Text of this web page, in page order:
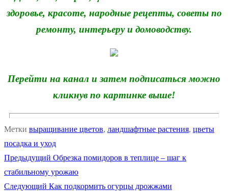
здоровье, красоте, народные рецепты, советы по
ремонту, интерьеру и домоводству.
Перейти на канал и затем подписаться можно
кликнув по картинке выше!
Метки выращивание цветов, ландшафтные растения, цветы
посадка и уход
Навигация
по
Предыдущий Предыдущая
запись:
Обрезка помидоров в теплице – шаг к
стабильному урожаю
Следующий Следующая
Как подкормить огурцы дрожжами